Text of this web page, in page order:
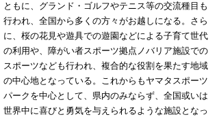
ともに、グランド・ゴルフやテニス等の交流種目も
行われ、全国から多くの方々がお越しになる。さら
に、桜の花見や遊具での遊園などによる子育て世代
の利用や、障がい者スポーツ拠点ノバリア施設での
スポーツなども行われ、複合的な役割を果たす地域
の中心地となっている。これからもヤマタスポーツ
パークを中心として、県内のみならず、全国或いは
世界中に喜びと勇気を与えられるような施設となっ